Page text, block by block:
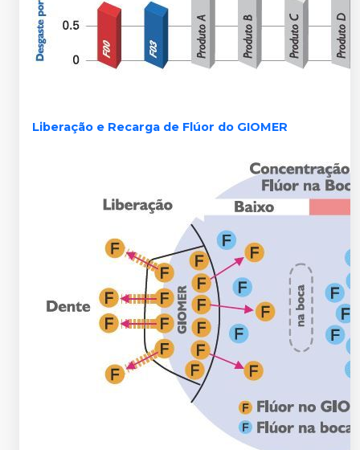
Liberação e Recarga de Flúor do GIOMER